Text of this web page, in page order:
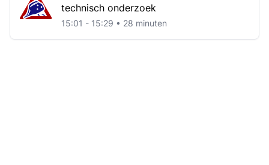
technisch onderzoek
15:01 - 15:29 • 28 minuten